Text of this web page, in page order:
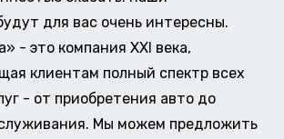
для вас очень интересны.
- это компания XXI века,
клиентам полный спектр всех
- от приобретения авто до
Мы можем предложить